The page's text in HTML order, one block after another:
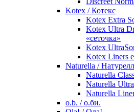
Kotex / Котекс
Kotex Extra
Kotex Ultra
«сеточка»
Kotex
Kotex Liners
Naturella /
Naturella
Naturella Ultra
Naturella
o.b. / о.би.